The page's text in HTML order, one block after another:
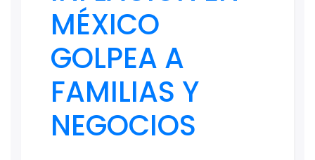
MÉXICO
GOLPEA A
FAMILIAS Y
NEGOCIOS